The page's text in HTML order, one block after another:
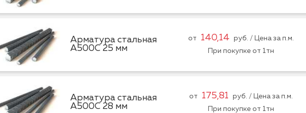
Арматура стальная
А500С 25 мм
от 140,14
руб. / Цена за п.м.
При покупке от 1тн
Арматура стальная
А500С 28 мм
от 175,81
руб. / Цена за п.м.
При покупке от 1тн